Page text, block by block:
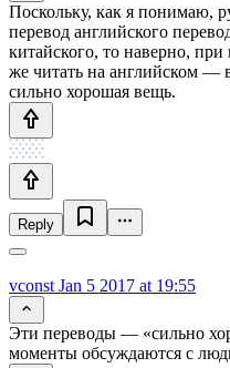
Поскольку, как я понимаю,
перевод английского
китайского, то наверно,
же читать на английском —
сильно хорошая вещь.
Reply
vconst Jan 5 2017 at 19:55
Эти переводы — «сильно
моменты обсуждаются с